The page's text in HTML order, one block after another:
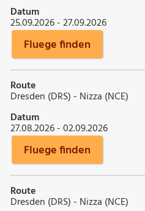
Datum
25.09.2026 - 27.09.2026
Fluege finden
Route
Dresden (DRS) - Nizza (NCE)
Datum
27.08.2026 - 02.09.2026
Fluege finden
Route
Dresden (DRS) - Nizza (NCE)